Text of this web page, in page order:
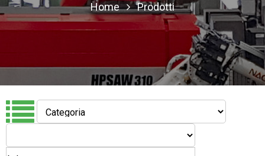
Home Prodotti